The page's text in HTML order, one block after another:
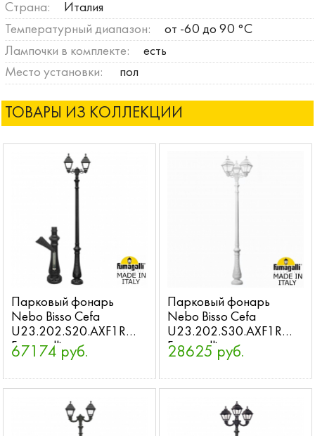
Страна:
Италия
Температурный диапазон:
от -60 до 90 °C
Лампочки в комплекте:
есть
Место установки:
пол
ТОВАРЫ ИЗ КОЛЛЕКЦИИ
Парковый фонарь
Nebo Bisso Cefa
U23.202.S20.AXF1R
Fumagalli
67174 руб.
Парковый фонарь
Nebo Bisso Cefa
U23.202.S30.AXF1R
Fumagalli
28625 руб.